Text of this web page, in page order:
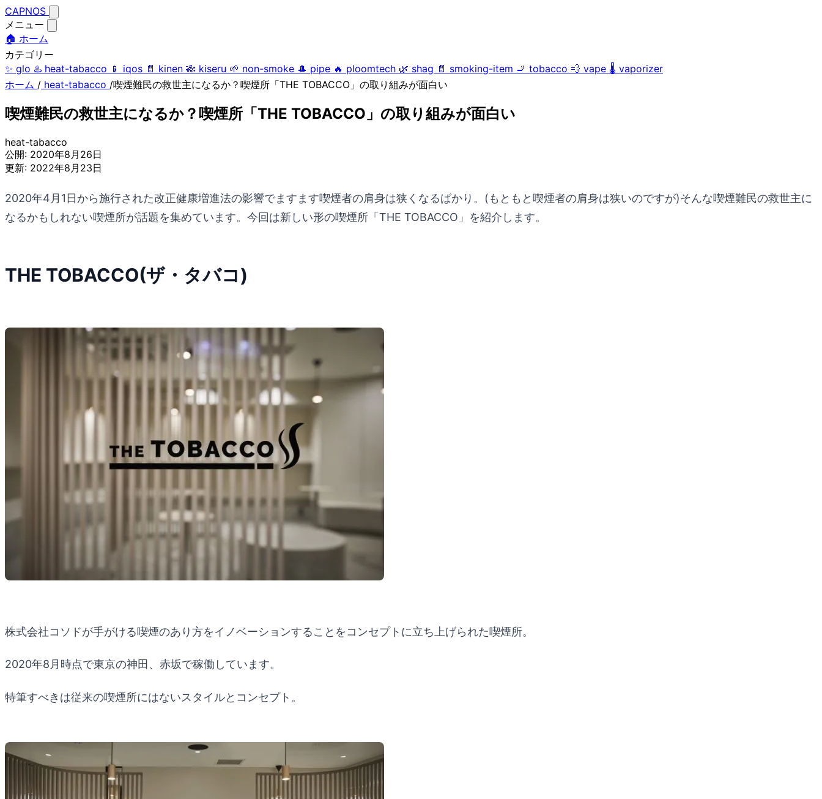
CAPNOS
メニュー
🏠 ホーム
カテゴリー
✨ glo ♨️ heat-tabacco 📱 iqos 📄 kinen 🎋 kiseru 🌱 non-smoke 🎩 pipe 🔥 ploomtech 🌿 shag 📄 smoking-item 🚬 tobacco 💨 vape 🌡️ vaporizer
ホーム / heat-tabacco /喫煙難民の救世主になるか？喫煙所「THE TOBACCO」の取り組みが面白い
喫煙難民の救世主になるか？喫煙所「THE TOBACCO」の取り組みが面白い
heat-tabacco
公開: 2020年8月26日
更新: 2022年8月23日
2020年4月1日から施行された改正健康増進法の影響でますます喫煙者の肩身は狭くなるばかり。(もともと喫煙者の肩身は狭いのですが)そんな喫煙難民の救世主に
なるかもしれない喫煙所が話題を集めています。今回は新しい形の喫煙所「THE TOBACCO」を紹介します。
THE TOBACCO(ザ・タバコ)
株式会社コソドが手がける喫煙のあり方をイノベーションすることをコンセプトに立ち上げられた喫煙所。
2020年8月時点で東京の神田、赤坂で稼働しています。
特筆すべきは従来の喫煙所にはないスタイルとコンセプト。